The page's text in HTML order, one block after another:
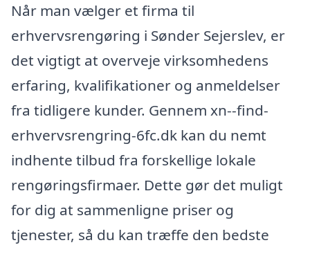
Når man vælger et firma til
erhvervsrengøring i Sønder Sejerslev, er
det vigtigt at overveje virksomhedens
erfaring, kvalifikationer og anmeldelser
fra tidligere kunder. Gennem xn--find-
erhvervsrengring-6fc.dk kan du nemt
indhente tilbud fra forskellige lokale
rengøringsfirmaer. Dette gør det muligt
for dig at sammenligne priser og
tjenester, så du kan træffe den bedste